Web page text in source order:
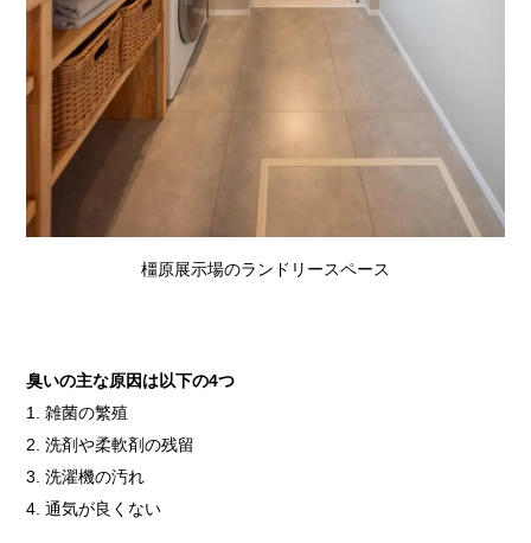
橿原展示場のランドリースペース
臭いの主な原因は以下の4つ
雑菌の繁殖
洗剤や柔軟剤の残留
洗濯機の汚れ
通気が良くない